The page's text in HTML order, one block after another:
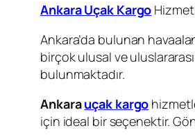
Ankara Uçak Kargo
Ankara’da bulunan
birçok ulusal ve
bulunmaktadır.
Ankarauçak kargo
için ideal bir seçenektir.